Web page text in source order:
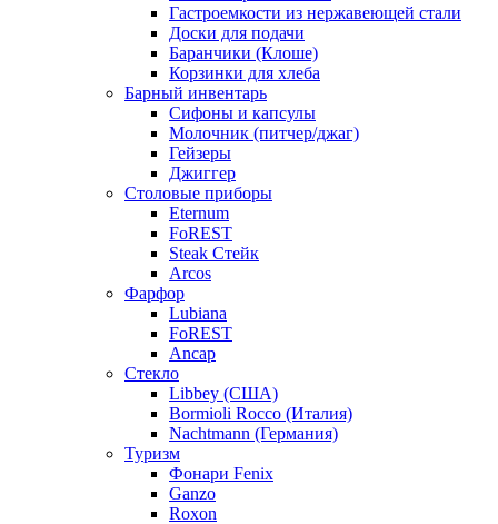
Гастроемкости из нержавеющей стали
Доски для подачи
Баранчики (Клоше)
Корзинки для хлеба
Барный инвентарь
Сифоны и капсулы
Молочник (питчер/джаг)
Гейзеры
Джиггер
Столовые приборы
Eternum
FoREST
Steak Стейк
Arcos
Фарфор
Lubiana
FoREST
Ancap
Стекло
Libbey (США)
Bormioli Rocco (Италия)
Nachtmann (Германия)
Туризм
Фонари Fenix
Ganzo
Roxon